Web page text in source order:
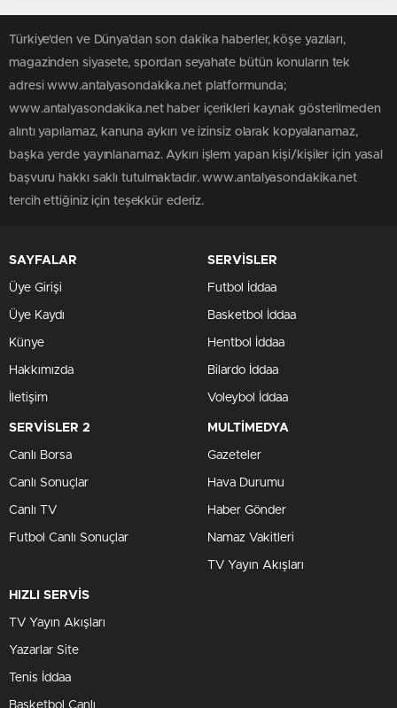
Türkiye'den ve Dünya’dan son dakika haberler, köşe yazıları,
magazinden siyasete, spordan seyahate bütün konuların tek
adresi www.antalyasondakika.net platformunda;
www.antalyasondakika.net haber içerikleri kaynak gösterilmeden
alıntı yapılamaz, kanuna aykırı ve izinsiz olarak kopyalanamaz,
başka yerde yayınlanamaz. Aykırı işlem yapan kişi/kişiler için yasal
başvuru hakkı saklı tutulmaktadır. www.antalyasondakika.net
tercih ettiğiniz için teşekkür ederiz.
SAYFALAR
Üye Girişi
Üye Kaydı
Künye
Hakkımızda
İletişim
SERVİSLER
Futbol İddaa
Basketbol İddaa
Hentbol İddaa
Bilardo İddaa
Voleybol İddaa
SERVİSLER 2
Canlı Borsa
Canlı Sonuçlar
Canlı TV
Futbol Canlı Sonuçlar
MULTİMEDYA
Gazeteler
Hava Durumu
Haber Gönder
Namaz Vakitleri
TV Yayın Akışları
HIZLI SERVİS
TV Yayın Akışları
Yazarlar Site
Tenis İddaa
Basketbol Canlı